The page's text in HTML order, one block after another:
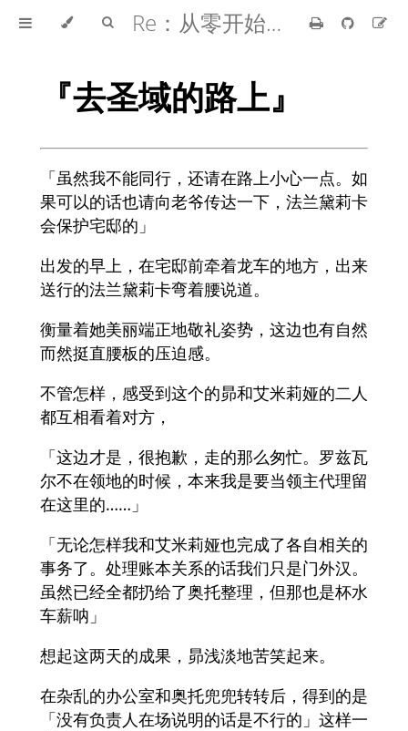
Re：从零开始的异世界生活
『去圣域的路上』
「虽然我不能同行，还请在路上小心一点。如
果可以的话也请向老爷传达一下，法兰黛莉卡
会保护宅邸的」
出发的早上，在宅邸前牵着龙车的地方，出来
送行的法兰黛莉卡弯着腰说道。
衡量着她美丽端正地敬礼姿势，这边也有自然
而然挺直腰板的压迫感。
不管怎样，感受到这个的昴和艾米莉娅的二人
都互相看着对方，
「这边才是，很抱歉，走的那么匆忙。罗兹瓦
尔不在领地的时候，本来我是要当领主代理留
在这里的……」
「无论怎样我和艾米莉娅也完成了各自相关的
事务了。处理账本关系的话我们只是门外汉。
虽然已经全都扔给了奥托整理，但那也是杯水
车薪呐」
想起这两天的成果，昴浅淡地苦笑起来。
在杂乱的办公室和奥托兜兜转转后，得到的是
「没有负责人在场说明的话是不行的」这样一